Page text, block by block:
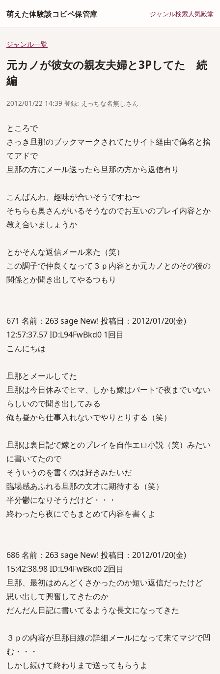
萌えた体験談コピペ保管庫 ジャンル検索人気殿堂
ジャンル一覧
元カノが彼女の親友夫婦と3Pしてた 続
編
2012/01/22 14:39 登録: えっちな名無しさん
ところで
さっき旦那のブックマークされてたサイト経由で偽名と捨
てアドで
旦那の方にメール送ったら旦那の方から返信有り
こんばんわ、趣味が合いそうですね〜
そちらも奥さんがいるそうなのでお互いのプレイ内容とか
教え合いましょうか
とかそんな返信メール来た（笑）
この調子で仲良くなって３ｐ内容とか元カノとのその後の
関係とか聞き出してやるつもり
671 名前：263 sage New! 投稿日：2012/01/20(金)
12:57:37.57 ID:L94FwBkd0 1回目
こんにちは
旦那とメールしてた
旦那は今日休みでヒマ、しかも嫁はパートで夜までいない
らしいので聞き出してみる
俺も昼から仕事入れないでやりとりする（笑）
旦那は裏日記で嫁とのプレイを自作エロ小説（笑）みたい
に書いてたので
そういうのを書くのは好きみたいだ
臨場感あふれる旦那の文才に期待する（笑）
半分鬱になりそうだけど・・・
終わったら夜にでもまとめて内容を書くよ
686 名前：263 sage New! 投稿日：2012/01/20(金)
15:42:38.98 ID:L94FwBkd0 2回目
旦那、最初はめんどくさかったのか短い返信だったけど
思い出して興奮してきたのか
だんだん日記に書いてるような長文になってきた
３ｐの内容が旦那目線の詳細メールになって来てマジで凹
む・・・
しかし続けて終わりまで送ってもらうよ